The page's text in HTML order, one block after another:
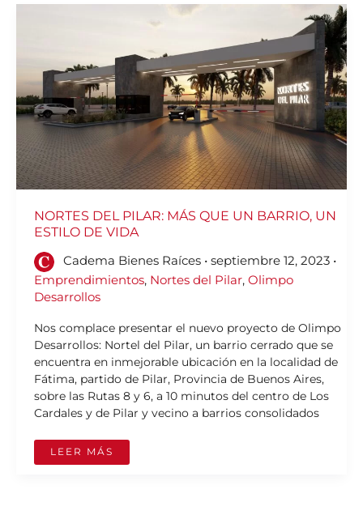
NORTES DEL PILAR: MÁS QUE UN BARRIO, UN
ESTILO DE VIDA
Cadema Bienes Raíces •septiembre 12, 2023 •
Emprendimientos, Nortes del Pilar, Olimpo
Desarrollos
Nos complace presentar el nuevo proyecto de Olimpo
Desarrollos: Nortel del Pilar, un barrio cerrado que se
encuentra en inmejorable ubicación en la localidad de
Fátima, partido de Pilar, Provincia de Buenos Aires,
sobre las Rutas 8 y 6, a 10 minutos del centro de Los
Cardales y de Pilar y vecino a barrios consolidados
NORTES
UN
ESTILO
DE
VIDA
LEER MÁS